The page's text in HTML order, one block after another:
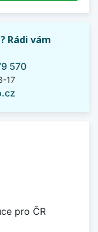
Rádi vám
570
17
pro ČR